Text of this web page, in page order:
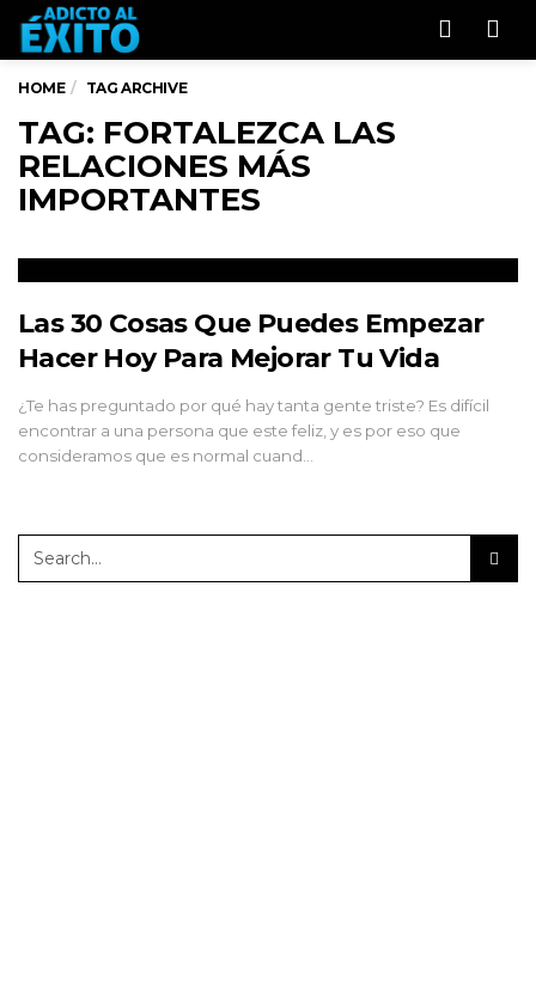
HOME TAG ARCHIVE
TAG: FORTALEZCA LAS
RELACIONES MÁS
IMPORTANTES
Las 30 Cosas Que Puedes Empezar
Hacer Hoy Para Mejorar Tu Vida
¿Te has preguntado por qué hay tanta gente triste? Es difícil
encontrar a una persona que este feliz, y es por eso que
consideramos que es normal cuand…